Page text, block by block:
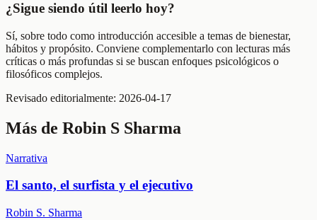
¿Sigue siendo útil leerlo hoy?
Sí, sobre todo como introducción accesible a temas de bienestar,
hábitos y propósito. Conviene complementarlo con lecturas más
críticas o más profundas si se buscan enfoques psicológicos o
filosóficos complejos.
Revisado editorialmente: 2026-04-17
Más de Robin S Sharma
Narrativa
El santo, el surfista y el ejecutivo
Robin S. Sharma